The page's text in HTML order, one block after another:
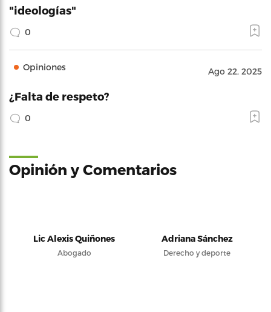
"ideologías"
0
Opiniones Ago 22, 2025
¿Falta de respeto?
0
Opinión y Comentarios
Lic Alexis Quiñones
Abogado
Adriana Sánchez
Derecho y deporte